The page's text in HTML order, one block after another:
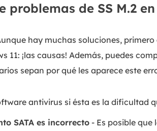
de SS M.2 en
hay muchas soluciones,
11: ¡las causas! Además, puedes
sepan por qué les aparece este
antivirus si ésta es la dificultad
SATA es incorrecto - Es posible que